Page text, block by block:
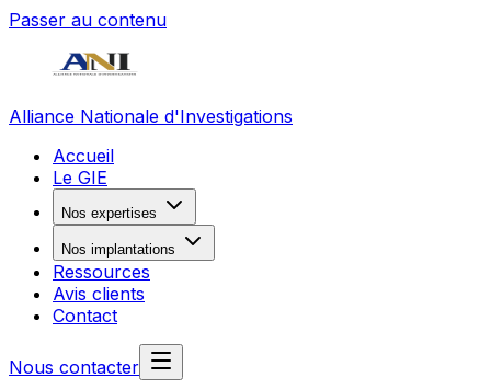
Passer au contenu
Alliance Nationale d'Investigations
Accueil
Le GIE
Nos expertises
Nos implantations
Ressources
Avis clients
Contact
Nous contacter